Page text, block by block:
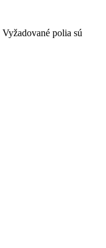
Vyžadované polia sú